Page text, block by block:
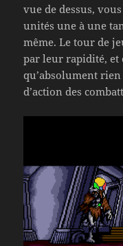
vue de dessus,
unités une à une
même. Le tour de
par leur rapidité, et
qu’absolument
d’action des